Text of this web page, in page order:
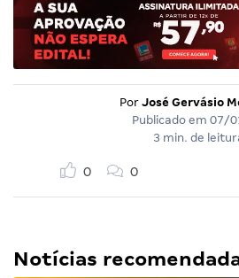
Por José Gervásio
Publicado em 07/
3 min. de
0 0
Notícias